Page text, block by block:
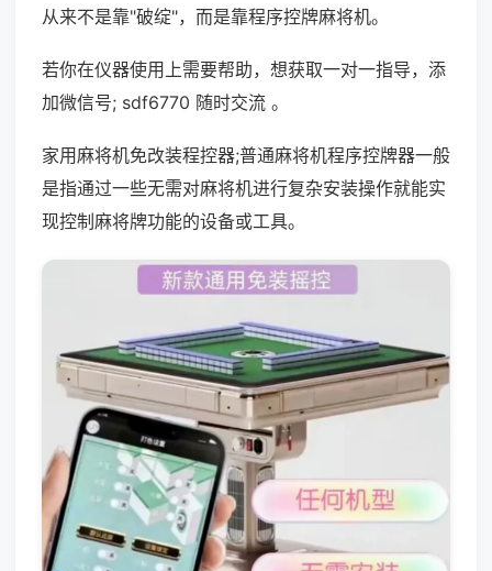
从来不是靠"破绽"，而是靠程序控牌麻将机。
若你在仪器使用上需要帮助，想获取一对一指导，添
加微信号; sdf6770 随时交流 。
家用麻将机免改装程控器;普通麻将机程序控牌器一般
是指通过一些无需对麻将机进行复杂安装操作就能实
现控制麻将牌功能的设备或工具。